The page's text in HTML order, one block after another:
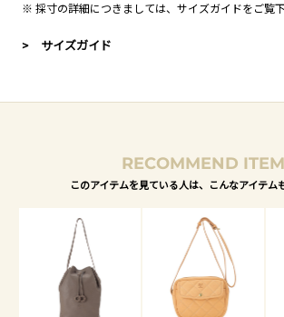
※ 採寸の詳細につきましては、 サイズガイドをご覧
> サイズガイド
RECOMMEND ITEM
このアイテムを見ている人は、こんなアイテム